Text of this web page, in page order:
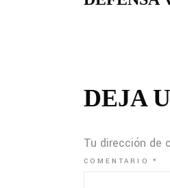
DEJA
Tu dirección de
COMENTARIO*